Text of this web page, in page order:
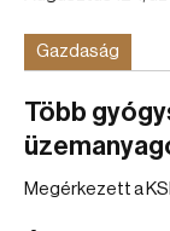
Gazdaság
Több
Megérkezett a